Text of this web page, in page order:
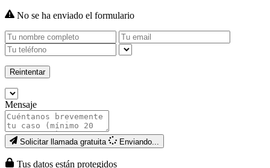
No se ha enviado el formulario
Reintentar
Mensaje
Solicitar llamada gratuita Enviando...
Tus datos están protegidos